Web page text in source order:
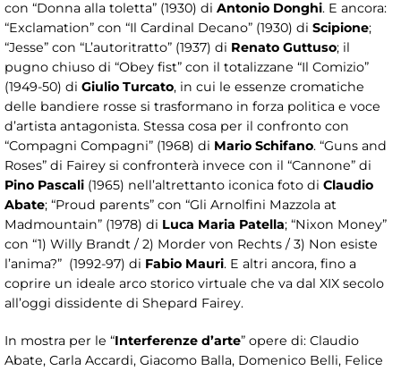
con “Donna alla toletta” (1930) di Antonio Donghi. E ancora:
“Exclamation” con “Il Cardinal Decano” (1930) di Scipione;
“Jesse” con “L’autoritratto” (1937) di Renato Guttuso; il
pugno chiuso di “Obey fist” con il totalizzane “Il Comizio”
(1949-50) di Giulio Turcato, in cui le essenze cromatiche
delle bandiere rosse si trasformano in forza politica e voce
d’artista antagonista. Stessa cosa per il confronto con
“Compagni Compagni” (1968) di Mario Schifano. “Guns and
Roses” di Fairey si confronterà invece con il “Cannone” di
Pino Pascali (1965) nell’altrettanto iconica foto di Claudio
Abate; “Proud parents” con “Gli Arnolfini Mazzola at
Madmountain” (1978) di Luca Maria Patella; “Nixon Money”
con “1) Willy Brandt / 2) Morder von Rechts / 3) Non esiste
l’anima?” (1992-97) di Fabio Mauri. E altri ancora, fino a
coprire un ideale arco storico virtuale che va dal XIX secolo
all’oggi dissidente di Shepard Fairey.
In mostra per le “Interferenze d’arte” opere di: Claudio
Abate, Carla Accardi, Giacomo Balla, Domenico Belli, Felice